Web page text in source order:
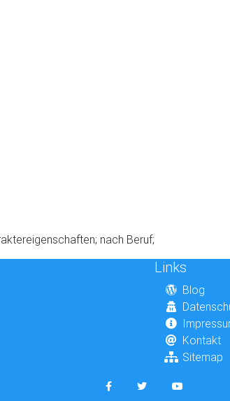
nach Beruf;
Links
Blog
Kontakt
Sitemap